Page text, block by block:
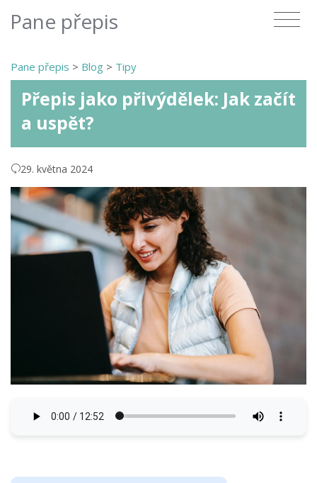
Pane přepis
Pane přepis > Blog > Tipy
Přepis jako přivýdělek: Jak začít
a uspět?
29. května 2024